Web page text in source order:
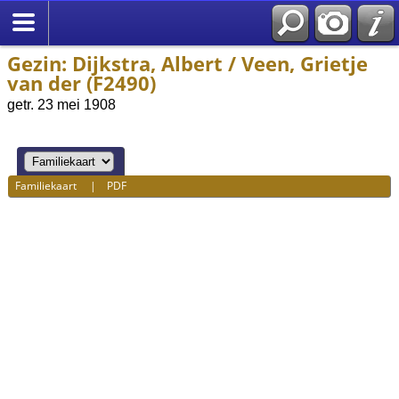
Gezin: Dijkstra, Albert / Veen, Grietje
van der (F2490)
getr. 23 mei 1908
Familiekaart | PDF